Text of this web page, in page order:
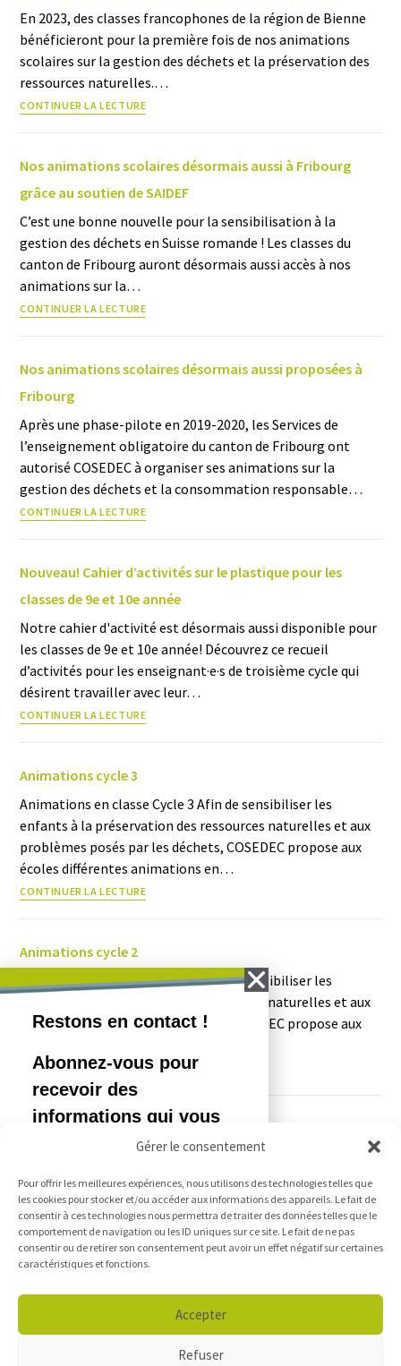
Gérer le consentement
Pour offrir les meilleures expériences, nous utilisons des technologies telles que
les cookies pour stocker et/ou accéder aux informations des appareils. Le fait de
consentir à ces technologies nous permettra de traiter des données telles que le
comportement de navigation ou les ID uniques sur ce site. Le fait de ne pas
consentir ou de retirer son consentement peut avoir un effet négatif sur certaines
caractéristiques et fonctions.
Accepter
Refuser
En 2023, des classes francophones de la région de Bienne
bénéficieront pour la première fois de nos animations
scolaires sur la gestion des déchets et la préservation des
ressources naturelles.…
CONTINUER LA LECTURE
Nos animations scolaires désormais aussi à Fribourg
grâce au soutien de SAIDEF
C’est une bonne nouvelle pour la sensibilisation à la
gestion des déchets en Suisse romande ! Les classes du
canton de Fribourg auront désormais aussi accès à nos
animations sur la…
CONTINUER LA LECTURE
Nos animations scolaires désormais aussi proposées à
Fribourg
Après une phase-pilote en 2019-2020, les Services de
l’enseignement obligatoire du canton de Fribourg ont
autorisé COSEDEC à organiser ses animations sur la
gestion des déchets et la consommation responsable…
CONTINUER LA LECTURE
Nouveau! Cahier d’activités sur le plastique pour les
classes de 9e et 10e année
Notre cahier d'activité est désormais aussi disponible pour
les classes de 9e et 10e année! Découvrez ce recueil
d’activités pour les enseignant·e·s de troisième cycle qui
désirent travailler avec leur…
CONTINUER LA LECTURE
Animations cycle 3
Animations en classe Cycle 3 Afin de sensibiliser les
enfants à la préservation des ressources naturelles et aux
problèmes posés par les déchets, COSEDEC propose aux
écoles différentes animations en…
CONTINUER LA LECTURE
Animations cycle 2
Animations en classe Cycle 2 Afin de sensibiliser les
enfants à la préservation des ressources naturelles et aux
problèmes posés par les déchets, COSEDEC propose aux
CONTINUER LA LECTURE
1 2